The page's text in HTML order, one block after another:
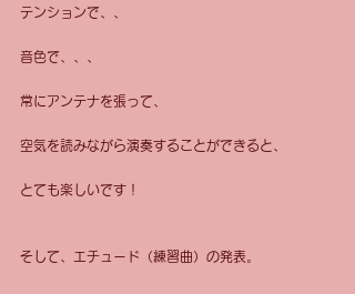
テンションで、、
音色で、、、
常にアンテナを張って、
空気を読みながら演奏することができると、
とても楽しいです！
そして、エチュード（練習曲）の発表。